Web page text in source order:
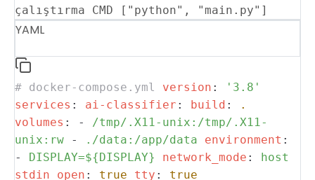
çalıştırma CMD ["python", "main.py"]
YAML
# docker-compose.yml version :
'3.8'
services : ai-classifier : build :
.
volumes : -
/tmp/.X11-unix:/tmp/.X11-
unix:rw
- ./data:/app/data environment :
- DISPLAY=${DISPLAY} network_mode : host
stdin_open : true tty : true